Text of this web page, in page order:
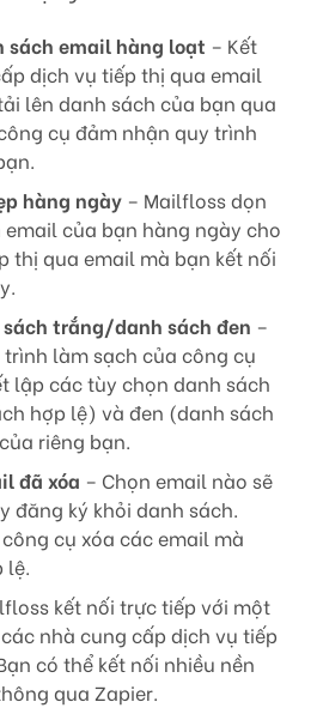
sách email hàng loạt – Kết
dịch vụ tiếp thị qua email
lên danh sách của bạn qua
cụ đảm nhận quy trình
hàng ngày – Mailfloss dọn
của bạn hàng ngày cho
thị qua email mà bạn kết nối
sách trắng/danh sách đen –
làm sạch của công cụ
lập các tùy chọn danh sách
hợp lệ) và đen (danh sách
riêng bạn.
đã xóa – Chọn email nào sẽ
đăng ký khỏi danh sách.
cụ xóa các email mà
lệ.
kết nối trực tiếp với một
nhà cung cấp dịch vụ tiếp
có thể kết nối nhiều nền
qua Zapier.